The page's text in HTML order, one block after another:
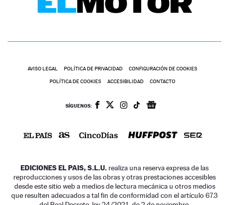
AVISO LEGAL POLÍTICA DE PRIVACIDAD CONFIGURACIÓN DE COOKIES
POLÍTICA DE COOKIES ACCESIBILIDAD CONTACTO
SÍGUENOS:
EDICIONES EL PAIS, S.L.U. realiza una reserva expresa de las
reproducciones y usos de las obras y otras prestaciones accesibles
desde este sitio web a medios de lectura mecánica u otros medios
que resulten adecuados a tal fin de conformidad con el artículo 67.3